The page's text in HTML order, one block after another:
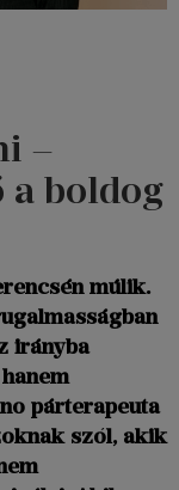
–
boldog
múlik.
irányba
párterapeuta
szól, akik